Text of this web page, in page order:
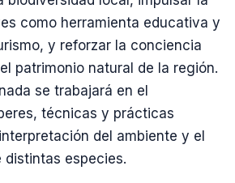
como herramienta educativa y
y reforzar la conciencia
patrimonio natural de la región.
se trabajará en el
técnicas y prácticas
del ambiente y el
especies.